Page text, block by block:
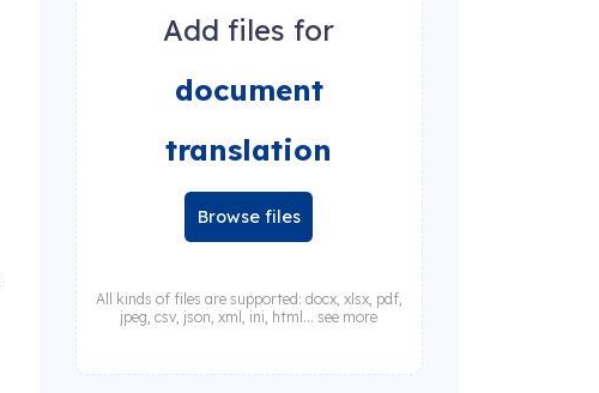
Add files for
document
translation
Browse files
All kinds of files are supported: docx, xlsx, pdf,
jpeg, csv, json, xml, ini, html... see more